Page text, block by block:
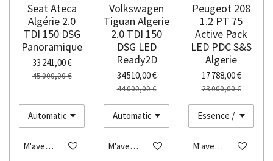
Seat Ateca
Algérie 2.0
TDI 150 DSG
Panoramique
33 241,00 €
45 000,00 €
M'avertir si disponible
Volkswagen
Tiguan Algerie
2.0 TDI 150
DSG LED
Ready2D
34 510,00 €
44 000,00 €
M'avertir si disponible
Peugeot 208
1.2 PT 75
Active Pack
LED PDC S&S
Algerie
17 788,00 €
23 000,00 €
M'avertir si